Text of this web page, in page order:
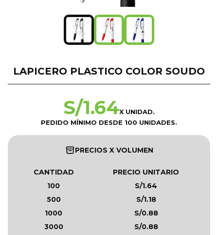
LAPICERO PLASTICO COLOR SOUDO
S/1.64X UNIDAD.
PEDIDO MÍNIMO DESDE 100 UNIDADES.
PRECIOS X VOLUMEN
CANTIDAD
PRECIO UNITARIO
100
S/1.64
500
S/1.18
1000
S/0.88
3000
S/0.88